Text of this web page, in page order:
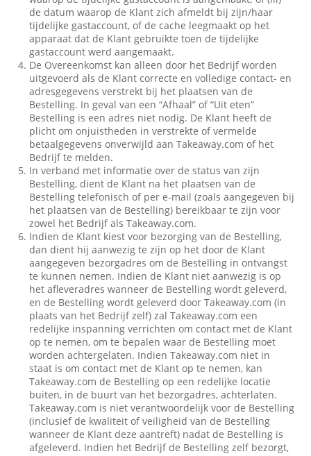
de datum waarop de Klant zich afmeldt bij zijn/haar
tijdelijke gastaccount, of de cache leegmaakt op het
apparaat dat de Klant gebruikte toen de tijdelijke
gastaccount werd aangemaakt.
De Overeenkomst kan alleen door het Bedrijf worden
uitgevoerd als de Klant correcte en volledige contact- en
adresgegevens verstrekt bij het plaatsen van de
Bestelling. In geval van een “Afhaal” of “Uit eten”
Bestelling is een adres niet nodig. De Klant heeft de
plicht om onjuistheden in verstrekte of vermelde
betaalgegevens onverwijld aan Takeaway.com of het
Bedrijf te melden.
In verband met informatie over de status van zijn
Bestelling, dient de Klant na het plaatsen van de
Bestelling telefonisch of per e-mail (zoals aangegeven bij
het plaatsen van de Bestelling) bereikbaar te zijn voor
zowel het Bedrijf als Takeaway.com.
Indien de Klant kiest voor bezorging van de Bestelling,
dan dient hij aanwezig te zijn op het door de Klant
aangegeven bezorgadres om de Bestelling in ontvangst
te kunnen nemen. Indien de Klant niet aanwezig is op
het afleveradres wanneer de Bestelling wordt geleverd,
en de Bestelling wordt geleverd door Takeaway.com (in
plaats van het Bedrijf zelf) zal Takeaway.com een
redelijke inspanning verrichten om contact met de Klant
op te nemen, om te bepalen waar de Bestelling moet
worden achtergelaten. Indien Takeaway.com niet in
staat is om contact met de Klant op te nemen, kan
Takeaway.com de Bestelling op een redelijke locatie
buiten, in de buurt van het bezorgadres, achterlaten.
Takeaway.com is niet verantwoordelijk voor de Bestelling
(inclusief de kwaliteit of veiligheid van de Bestelling
wanneer de Klant deze aantreft) nadat de Bestelling is
afgeleverd. Indien het Bedrijf de Bestelling zelf bezorgt,